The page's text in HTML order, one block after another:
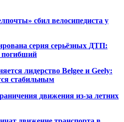
сбил велосипедиста у
серия серьёзных ДТП:
погибший
лидерство Belgee и Geely:
стабильным
движения из-за летних